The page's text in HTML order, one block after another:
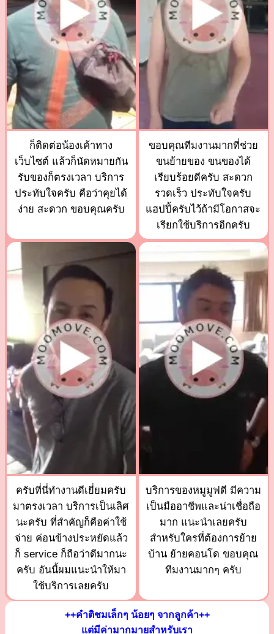
ก็ติดต่อน้องเค้าทาง
เว็บไซต์ แล้วก็นัดหมายกัน
รับของก็ตรงเวลา บริการ
ประทับใจครับ คือว่าคุยได้
ง่าย สะดวก ขอบคุณครับ
ขอบคุณทีมงานมากที่ช่วย
ขนย้ายของ ขนของได้
เรียบร้อยดีครับ สะดวก
รวดเร็ว ประทับใจครับ
แฮปปี้ครับไว้ถ้ามีโอกาสจะ
เรียกใช้บริการอีกครับ
ครับที่นี่ทำงานดีเยี่ยมครับ
มาตรงเวลา บริการเป็นเลิศ
นะครับ ที่สำคัญก็คือค่าใช้
จ่าย ค่อนข้างประหยัดแล้ว
ก็ service ก็ถือว่าดีมากนะ
ครับ อันนี้ผมแนะนำให้มา
ใช้บริการเลยครับ
บริการของหมูมูฟดี มีความ
เป็นมืออาชีพและน่าเชื่อถือ
มาก แนะนำเลยครับ
สำหรับใครที่ต้องการย้าย
บ้าน ย้ายคอนโด ขอบคุณ
ทีมงานมากๆ ครับ
++คำติชมเล็กๆ น้อยๆ จากลูกค้า++
แต่มีค่ามากมายสำหรับเรา